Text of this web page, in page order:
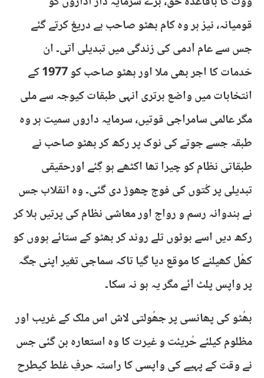
قومیانہ، نیز ہر وہ کام بھٹو صاحب بے دریغ کرتے گئے
جس سے عام آدمی کی زندگی میں تبدیلی آتی۔ ان
خدمات کا اجر بھی ملا اور بھٹو صاحب کو 1977 کے
انتخابات میں واضع برتری انہی طبقات کیوجہ سے ملی
مگر عالمی سامراجی قوتیں، سرمایہ داروں سمیت ہر وہ
طبقہ جسے جوتے کی نوک پر رکھ کر بھٹو صاحب نے
طبقاتی نظام کو چیرا تھا اکٹھے ہو گِئے اورحقیقی
تبدیلی پر کُتوں کی فوج چھوڑ دی گئی۔ وہ انقلاب جس
نے ہندوانہ رسم و رواج اور معاشی نظام کی پرتیں ہلا کر
رکھ دیں اسے بوٹوں تلے روند کر بھٹو کے ستائے ہووں کو
کھُل کھیلنے کا موقع دیا گیا تاکہ سماجی تغیر اپنی جگہ
پر واپس پلٹ آئے مگر یہ ہو نہ سکا۔
بھُٹو کی پھانسی پر جھُولتی لاش اس ملک کے غریب اور
مظلوم کیلئے حُریئت و غیرت کا وہ استعارہ بن گئی جس
نے وقت کے پہیے کی واپسی کا راستہ حرفِ غلط کیطرح